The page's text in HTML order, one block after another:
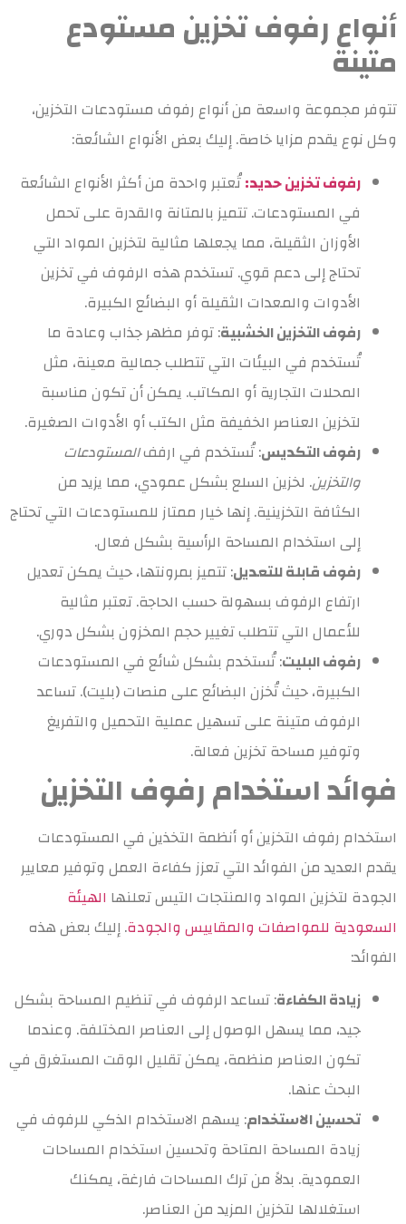
أنواع رفوف تخزين مستودع
متينة
تتوفر مجموعة واسعة من أنواع رفوف مستودعات التخزين،
وكل نوع يقدم مزايا خاصة. إليك بعض الأنواع الشائعة:
رفوف تخزين حديد:تُعتبر واحدة من أكثر الأنواع الشائعة
في المستودعات. تتميز بالمتانة والقدرة على تحمل
الأوزان الثقيلة، مما يجعلها مثالية لتخزين المواد التي
تحتاج إلى دعم قوي. تستخدم هذه الرفوف في تخزين
الأدوات والمعدات الثقيلة أو البضائع الكبيرة.
رفوف التخزين الخشبية: توفر مظهر جذاب وعادة ما
تُستخدم في البيئات التي تتطلب جمالية معينة، مثل
المحلات التجارية أو المكاتب. يمكن أن تكون مناسبة
لتخزين العناصر الخفيفة مثل الكتب أو الأدوات الصغيرة.
رفوف التكديس: تُستخدم في ارففالمستودعات
والتخزين. لخزين السلع بشكل عمودي، مما يزيد من
الكثافة التخزينية. إنها خيار ممتاز للمستودعات التي تحتاج
إلى استخدام المساحة الرأسية بشكل فعال.
رفوف قابلة للتعديل: تتميز بمرونتها، حيث يمكن تعديل
ارتفاع الرفوف بسهولة حسب الحاجة. تعتبر مثالية
للأعمال التي تتطلب تغيير حجم المخزون بشكل دوري.
رفوف البليت: تُستخدم بشكل شائع في المستودعات
الكبيرة، حيث تُخزن البضائع على منصات (بليت). تساعد
الرفوف متينة على تسهيل عملية التحميل والتفريغ
وتوفير مساحة تخزين فعالة.
فوائد استخدام رفوف التخزين
استخدام رفوف التخزين أو أنظمة التخذين في المستودعات
يقدم العديد من الفوائد التي تعزز كفاءة العمل وتوفير معايير
الجودة لتخزين المواد والمنتجات التيس تعلنها الهيئة
السعودية للمواصفات والمقاييس والجودة. إليك بعض هذه
الفوائد:
زيادة الكفاءة: تساعد الرفوف في تنظيم المساحة بشكل
جيد، مما يسهل الوصول إلى العناصر المختلفة. وعندما
تكون العناصر منظمة، يمكن تقليل الوقت المستغرق في
البحث عنها.
تحسين الاستخدام: يسهم الاستخدام الذكي للرفوف في
زيادة المساحة المتاحة وتحسين استخدام المساحات
العمودية. بدلاً من ترك المساحات فارغة، يمكنك
استغلالها لتخزين المزيد من العناصر.